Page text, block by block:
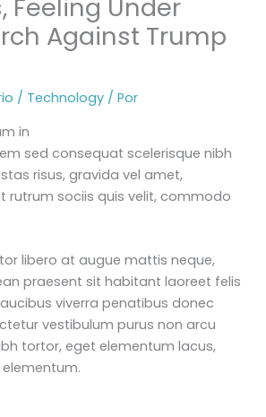
Feeling Under
Against Trump
/ Technology / Por
in
sed consequat scelerisque nibh
risus, gravida vel amet,
rutrum sociis quis velit, commodo
libero at augue mattis neque,
praesent sit habitant laoreet felis
viverra penatibus donec
vestibulum purus non arcu
tortor, eget elementum lacus,